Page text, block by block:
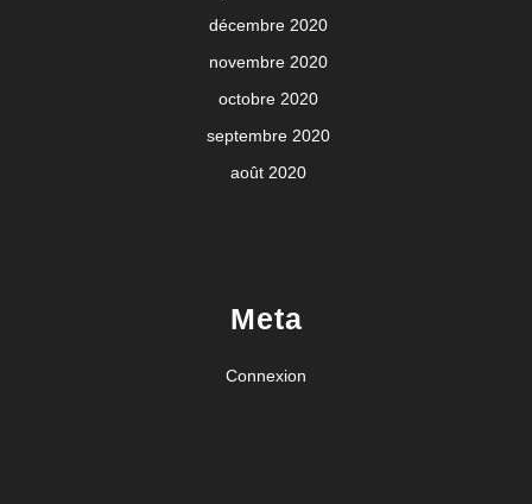
décembre 2020
novembre 2020
octobre 2020
septembre 2020
août 2020
Meta
Connexion